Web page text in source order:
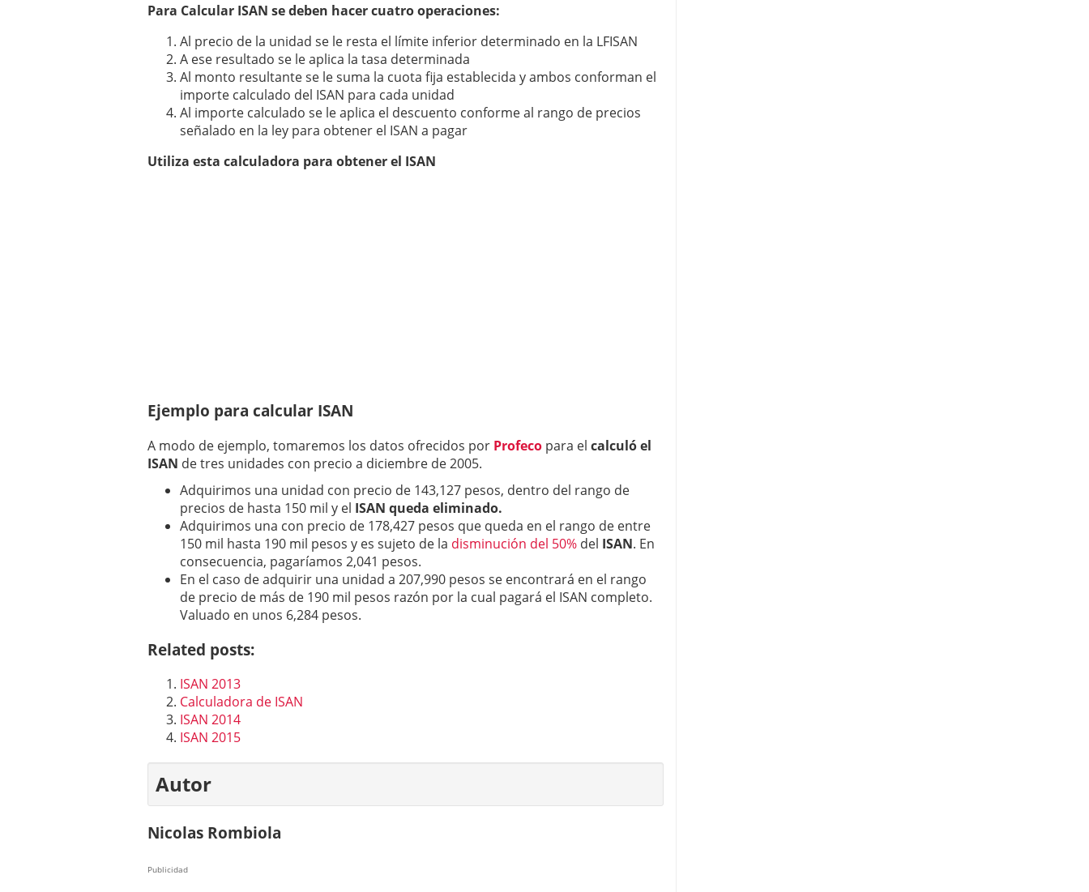
Para Calcular ISAN se deben hacer cuatro operaciones:
Al precio de la unidad se le resta el límite inferior determinado en la LFISAN
A ese resultado se le aplica la tasa determinada
Al monto resultante se le suma la cuota fija establecida y ambos conforman el
importe calculado del ISAN para cada unidad
Al importe calculado se le aplica el descuento conforme al rango de precios
señalado en la ley para obtener el ISAN a pagar
Utiliza esta calculadora para obtener el ISAN
Ejemplo para calcular ISAN
A modo de ejemplo, tomaremos los datos ofrecidos por Profeco para el calculó el
ISAN de tres unidades con precio a diciembre de 2005.
Adquirimos una unidad con precio de 143,127 pesos, dentro del rango de
precios de hasta 150 mil y el ISAN queda eliminado.
Adquirimos una con precio de 178,427 pesos que queda en el rango de entre
150 mil hasta 190 mil pesos y es sujeto de la disminución del 50% del ISAN. En
consecuencia, pagaríamos 2,041 pesos.
En el caso de adquirir una unidad a 207,990 pesos se encontrará en el rango
de precio de más de 190 mil pesos razón por la cual pagará el ISAN completo.
Valuado en unos 6,284 pesos.
Related posts:
ISAN 2013
Calculadora de ISAN
ISAN 2014
ISAN 2015
Autor
Nicolas Rombiola
Publicidad